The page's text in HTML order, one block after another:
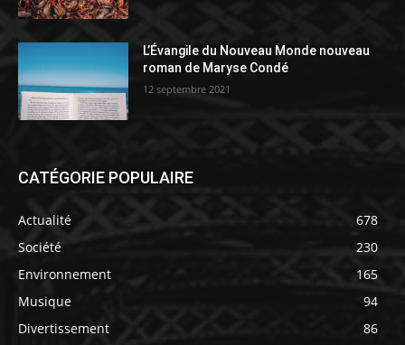
L’Évangile du Nouveau Monde nouveau
roman de Maryse Condé
12 septembre 2021
CATÉGORIE POPULAIRE
Actualité
678
Société
230
Environnement
165
Musique
94
Divertissement
86